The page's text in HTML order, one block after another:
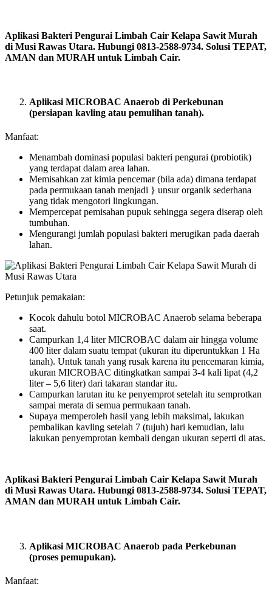
Aplikasi Bakteri Pengurai Limbah Cair Kelapa Sawit Murah
di Musi Rawas Utara. Hubungi 0813-2588-9734. Solusi TEPAT,
AMAN dan MURAH untuk Limbah Cair.
Aplikasi MICROBAC Anaerob di Perkebunan
(persiapan kavling atau pemulihan tanah).
Manfaat:
Menambah dominasi populasi bakteri pengurai (probiotik)
yang terdapat dalam area lahan.
Memisahkan zat kimia pencemar (bila ada) dimana terdapat
pada permukaan tanah menjadi } unsur organik sederhana
yang tidak mengotori lingkungan.
Mempercepat pemisahan pupuk sehingga segera diserap oleh
tumbuhan.
Mengurangi jumlah populasi bakteri merugikan pada daerah
lahan.
Petunjuk pemakaian:
Kocok dahulu botol MICROBAC Anaerob selama beberapa
saat.
Campurkan 1,4 liter MICROBAC dalam air hingga volume
400 liter dalam suatu tempat (ukuran itu diperuntukkan 1 Ha
tanah). Untuk tanah yang rusak karena itu pencemaran kimia,
ukuran MICROBAC ditingkatkan sampai 3-4 kali lipat (4,2
liter – 5,6 liter) dari takaran standar itu.
Campurkan larutan itu ke penyemprot setelah itu semprotkan
sampai merata di semua permukaan tanah.
Supaya memperoleh hasil yang lebih maksimal, lakukan
pembalikan kavling setelah 7 (tujuh) hari kemudian, lalu
lakukan penyemprotan kembali dengan ukuran seperti di atas.
Aplikasi Bakteri Pengurai Limbah Cair Kelapa Sawit Murah
di Musi Rawas Utara. Hubungi 0813-2588-9734. Solusi TEPAT,
AMAN dan MURAH untuk Limbah Cair.
Aplikasi MICROBAC Anaerob pada Perkebunan
(proses pemupukan).
Manfaat: